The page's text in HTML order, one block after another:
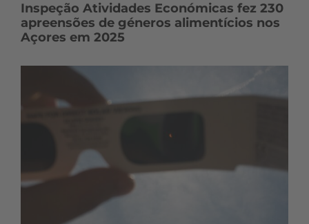
Inspeção Atividades Económicas fez 230
apreensões de géneros alimentícios nos
Açores em 2025